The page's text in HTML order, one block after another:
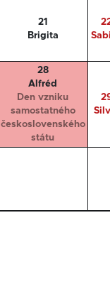
21
Brigita
28
Alfréd
Den vzniku
samostatného
československého
státu